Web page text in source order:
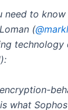
need to
(
technology
what